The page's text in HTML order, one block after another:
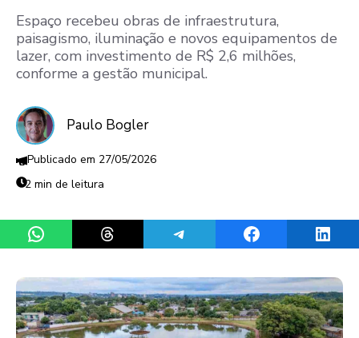
Espaço recebeu obras de infraestrutura,
paisagismo, iluminação e novos equipamentos de
lazer, com investimento de R$ 2,6 milhões,
conforme a gestão municipal.
Paulo Bogler
27/05/2026
2 min de leitura
Share on WhatsAppShare on ThreadsShare on TelegramShare on Facebook